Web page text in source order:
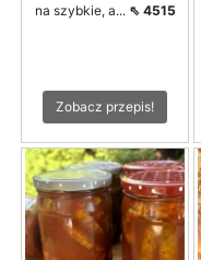
na szybkie, a... ⇖ 4515
Zobacz przepis!